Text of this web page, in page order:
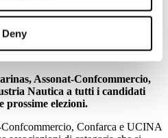
Deny
DELLA NAUTICA E
Assonat-Confcommercio,
Nautica a tutti i candidati
prossime elezioni.
Confcommercio, Confarca e UCINA